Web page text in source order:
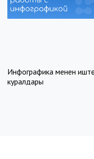
Publisher: Digital
Academy
Инфографика менен
куралдары